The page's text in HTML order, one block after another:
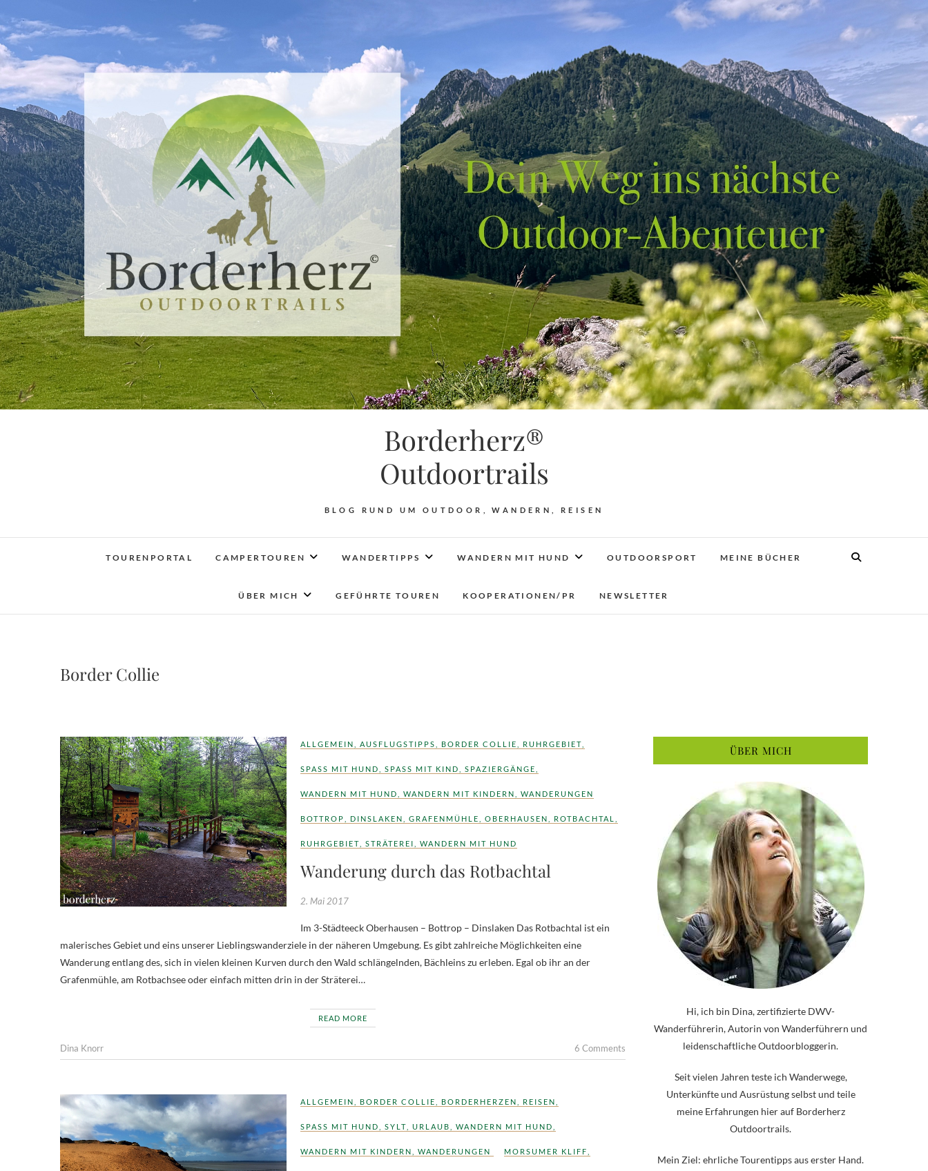
Borderherz®
Outdoortrails
BLOG RUND UM OUTDOOR, WANDERN, REISEN
TOURENPORTAL CAMPERTOUREN WANDERTIPPS WANDERN MIT HUND OUTDOORSPORT MEINE BÜCHER
ÜBER MICH GEFÜHRTE TOUREN KOOPERATIONEN/PR NEWSLETTER
Border Collie
ALLGEMEIN AUSFLUGSTIPPS BORDER COLLIE RUHRGEBIET
SPASS MIT HUND SPASS MIT KIND SPAZIERGÄNGE
WANDERN MIT HUND WANDERN MIT KINDERN WANDERUNGEN
BOTTROP DINSLAKEN GRAFENMÜHLE OBERHAUSEN ROTBACHTAL
RUHRGEBIET STRÄTEREI WANDERN MIT HUND
Wanderung durch das Rotbachtal
2. Mai 2017
Im 3-Städteeck Oberhausen – Bottrop – Dinslaken Das Rotbachtal ist ein
malerisches Gebiet und eins unserer Lieblingswanderziele in der näheren Umgebung. Es gibt zahlreiche Möglichkeiten eine
Wanderung entlang des, sich in vielen kleinen Kurven durch den Wald schlängelnden, Bächleins zu erleben. Egal ob ihr an der
Grafenmühle, am Rotbachsee oder einfach mitten drin in der Sträterei…
READ MORE
Dina Knorr 6 Comments
ALLGEMEIN BORDER COLLIE BORDERHERZEN REISEN
SPASS MIT HUND SYLT URLAUB WANDERN MIT HUND
WANDERN MIT KINDERN WANDERUNGEN MORSUMER KLIFF
ÜBER MICH
Hi, ich bin Dina, zertifizierte DWV-
Wanderführerin, Autorin von Wanderführern und
leidenschaftliche Outdoorbloggerin.
Seit vielen Jahren teste ich Wanderwege,
Unterkünfte und Ausrüstung selbst und teile
meine Erfahrungen hier auf Borderherz
Outdoortrails.
Mein Ziel: ehrliche Tourentipps aus erster Hand.